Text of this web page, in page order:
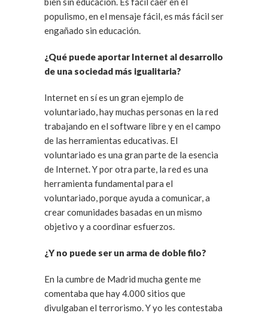
populismo, en el mensaje fácil, es más fácil ser
engañado sin educación.
¿Qué puede aportar Internet al desarrollo
de una sociedad más igualitaria?
Internet en sí es un gran ejemplo de
voluntariado, hay muchas personas en la red
trabajando en el software libre y en el campo
de las herramientas educativas. El
voluntariado es una gran parte de la esencia
de Internet. Y por otra parte, la red es una
herramienta fundamental para el
voluntariado, porque ayuda a comunicar, a
crear comunidades basadas en un mismo
objetivo y a coordinar esfuerzos.
¿Y no puede ser un arma de doble filo?
En la cumbre de Madrid mucha gente me
comentaba que hay 4.000 sitios que
divulgaban el terrorismo. Y yo les contestaba